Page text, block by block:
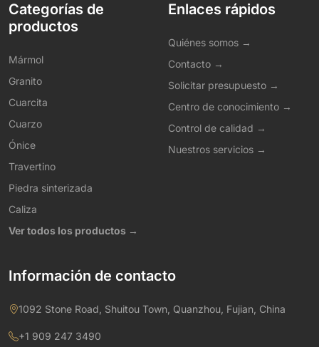
Categorías de
productos
Mármol
Granito
Cuarcita
Cuarzo
Ónice
Travertino
Piedra sinterizada
Caliza
Ver todos los productos →
Enlaces rápidos
Quiénes somos →
Contacto →
Solicitar presupuesto →
Centro de conocimiento →
Control de calidad →
Nuestros servicios →
Información de contacto
1092 Stone Road, Shuitou Town, Quanzhou, Fujian, China
+1 909 247 3490